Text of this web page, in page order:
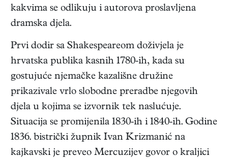
kakvima se odlikuju i autorova proslavljena
dramska djela.
Prvi dodir sa Shakespeareom doživjela je
hrvatska publika kasnih 1780-ih, kada su
gostujuće njemačke kazališne družine
prikazivale vrlo slobodne preradbe njegovih
djela u kojima se izvornik tek naslućuje.
Situacija se promijenila 1830-ih i 1840-ih. Godine
1836. bistrički župnik Ivan Krizmanić na
kajkavski je preveo Mercuzijev govor o kraljici